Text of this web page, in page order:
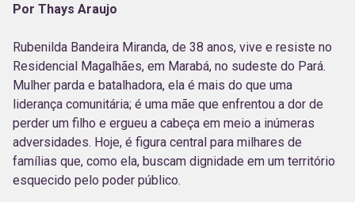
Por Thays Araujo
Rubenilda Bandeira Miranda, de 38 anos, vive e resiste no
Residencial Magalhães, em Marabá, no sudeste do Pará.
Mulher parda e batalhadora, ela é mais do que uma
liderança comunitária; é uma mãe que enfrentou a dor de
perder um filho e ergueu a cabeça em meio a inúmeras
adversidades. Hoje, é figura central para milhares de
famílias que, como ela, buscam dignidade em um território
esquecido pelo poder público.